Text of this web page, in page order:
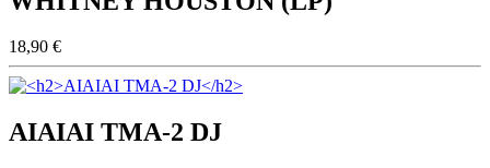
18,90 €
AIAIAI TMA-2 DJ